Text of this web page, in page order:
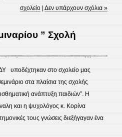
σχολείο |Δεν υπάρχουν σχόλια »
” Σχολή
υποδέχτηκαν στο σχολείο μας
στα πλαίσια της σχολής
ανάπτυξη παιδιών”. Η
και η ψυχολόγος κ. Κορίνα
τους γνώσεις διεξήγαγαν ένα